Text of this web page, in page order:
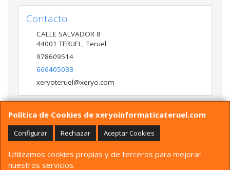
Política de Cookies de xeryoinformaticateruel.com
Configurar Rechazar Aceptar Cookies
Utilizamos cookies propias y de terceros para mejorar
nuestros servicios.
Contacto
CALLE SALVADOR 8
44001 TERUEL ,Teruel
978609514
666405033
xeryoteruel@xeryo.com
Horario
LUNES A VIERNES 9:30 A 13:30 17:00 a 20:00 Y
SÁBADO 10:00 A 13:30